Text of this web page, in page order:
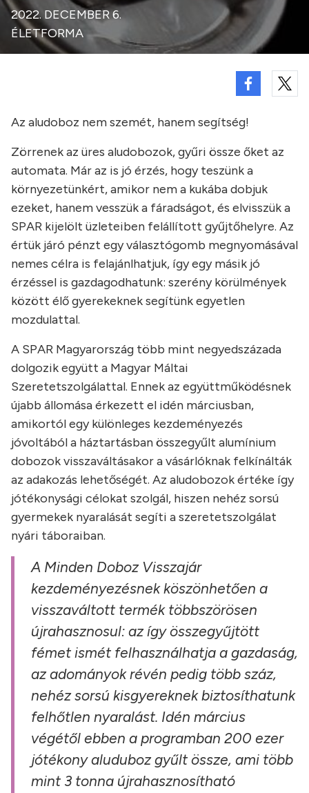
2022. DECEMBER 6.
ÉLETFORMA
Az aludoboz nem szemét, hanem segítség!
Zörrenek az üres aludobozok, gyűri össze őket az
automata. Már az is jó érzés, hogy teszünk a
környezetünkért, amikor nem a kukába dobjuk
ezeket, hanem vesszük a fáradságot, és elvisszük a
SPAR kijelölt üzleteiben felállított gyűjtőhelyre. Az
értük járó pénzt egy választógomb megnyomásával
nemes célra is felajánlhatjuk, így egy másik jó
érzéssel is gazdagodhatunk: szerény körülmények
között élő gyerekeknek segítünk egyetlen
mozdulattal.
A SPAR Magyarország több mint negyedszázada
dolgozik együtt a Magyar Máltai
Szeretetszolgálattal. Ennek az együttműködésnek
újabb állomása érkezett el idén márciusban,
amikortól egy különleges kezdeményezés
jóvoltából a háztartásban összegyűlt alumínium
dobozok visszaváltásakor a vásárlóknak felkínálták
az adakozás lehetőségét. Az aludobozok értéke így
jótékonysági célokat szolgál, hiszen nehéz sorsú
gyermekek nyaralását segíti a szeretetszolgálat
nyári táboraiban.
A Minden Doboz Visszajár
kezdeményezésnek köszönhetően a
visszaváltott termék többszörösen
újrahasznosul: az így összegyűjtött
fémet ismét felhasználhatja a gazdaság,
az adományok révén pedig több száz,
nehéz sorsú kisgyereknek biztosíthatunk
felhőtlen nyaralást. Idén március
végétől ebben a programban 200 ezer
jótékony aluduboz gyűlt össze, ami több
mint 3 tonna újrahasznosítható